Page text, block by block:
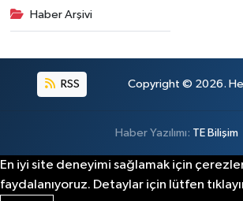
Haber Arşivi
RSS Copyright © 2026. Her
Haber Yazılımı: TE Bilişim
En iyi site deneyimi sağlamak için
faydalanıyoruz. Detaylar için lütfen